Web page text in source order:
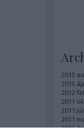
2015
2015
2012
2011
2011
2011